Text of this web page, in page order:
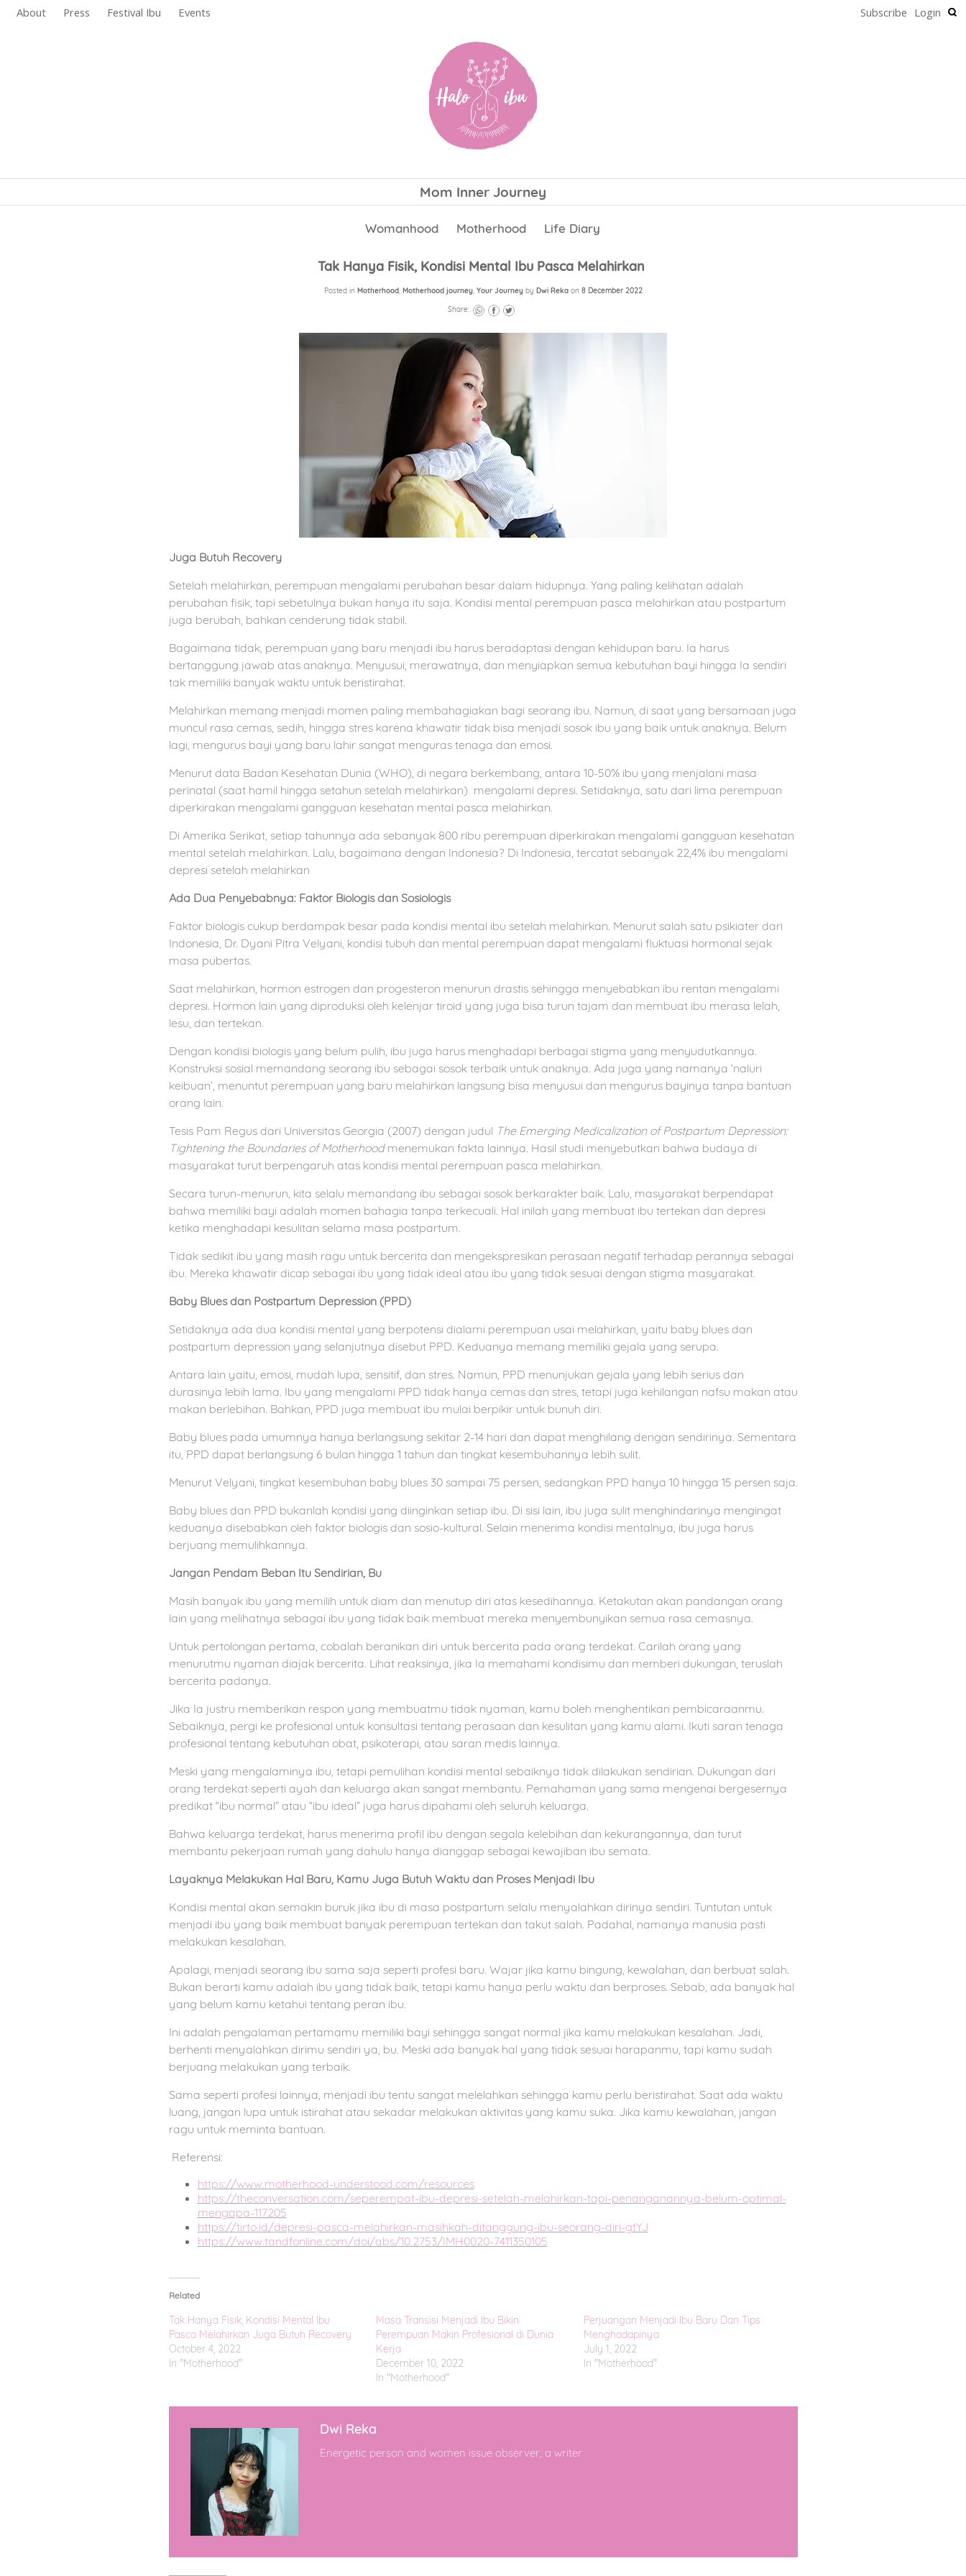
About Press Festival Ibu Events Subscribe Login
Mom Inner Journey
Womanhood Motherhood Life Diary
Tak Hanya Fisik, Kondisi Mental Ibu Pasca Melahirkan
Posted in Motherhood, Motherhood journey, Your Journeyby Dwi Rekaon 8 December 2022
Share:
Juga Butuh Recovery
Setelah melahirkan, perempuan mengalami perubahan besar dalam hidupnya. Yang paling kelihatan adalah
perubahan fisik, tapi sebetulnya bukan hanya itu saja. Kondisi mental perempuan pasca melahirkan atau postpartum
juga berubah, bahkan cenderung tidak stabil.
Bagaimana tidak, perempuan yang baru menjadi ibu harus beradaptasi dengan kehidupan baru. Ia harus
bertanggung jawab atas anaknya. Menyusui, merawatnya, dan menyiapkan semua kebutuhan bayi hingga Ia sendiri
tak memiliki banyak waktu untuk beristirahat.
Melahirkan memang menjadi momen paling membahagiakan bagi seorang ibu. Namun, di saat yang bersamaan juga
muncul rasa cemas, sedih, hingga stres karena khawatir tidak bisa menjadi sosok ibu yang baik untuk anaknya. Belum
lagi, mengurus bayi yang baru lahir sangat menguras tenaga dan emosi.
Menurut data Badan Kesehatan Dunia (WHO), di negara berkembang, antara 10-50% ibu yang menjalani masa
perinatal (saat hamil hingga setahun setelah melahirkan) mengalami depresi. Setidaknya, satu dari lima perempuan
diperkirakan mengalami gangguan kesehatan mental pasca melahirkan.
Di Amerika Serikat, setiap tahunnya ada sebanyak 800 ribu perempuan diperkirakan mengalami gangguan kesehatan
mental setelah melahirkan. Lalu, bagaimana dengan Indonesia? Di Indonesia, tercatat sebanyak 22,4% ibu mengalami
depresi setelah melahirkan
Ada Dua Penyebabnya: Faktor Biologis dan Sosiologis
Faktor biologis cukup berdampak besar pada kondisi mental ibu setelah melahirkan. Menurut salah satu psikiater dari
Indonesia, Dr. Dyani Pitra Velyani, kondisi tubuh dan mental perempuan dapat mengalami fluktuasi hormonal sejak
masa pubertas.
Saat melahirkan, hormon estrogen dan progesteron menurun drastis sehingga menyebabkan ibu rentan mengalami
depresi. Hormon lain yang diproduksi oleh kelenjar tiroid yang juga bisa turun tajam dan membuat ibu merasa lelah,
lesu, dan tertekan.
Dengan kondisi biologis yang belum pulih, ibu juga harus menghadapi berbagai stigma yang menyudutkannya.
Konstruksi sosial memandang seorang ibu sebagai sosok terbaik untuk anaknya. Ada juga yang namanya ‘naluri
keibuan’, menuntut perempuan yang baru melahirkan langsung bisa menyusui dan mengurus bayinya tanpa bantuan
orang lain.
Tesis Pam Regus dari Universitas Georgia (2007) dengan judul The Emerging Medicalization of Postpartum Depression:
Tightening the Boundaries of Motherhood menemukan fakta lainnya. Hasil studi menyebutkan bahwa budaya di
masyarakat turut berpengaruh atas kondisi mental perempuan pasca melahirkan.
Secara turun-menurun, kita selalu memandang ibu sebagai sosok berkarakter baik. Lalu, masyarakat berpendapat
bahwa memiliki bayi adalah momen bahagia tanpa terkecuali. Hal inilah yang membuat ibu tertekan dan depresi
ketika menghadapi kesulitan selama masa postpartum.
Tidak sedikit ibu yang masih ragu untuk bercerita dan mengekspresikan perasaan negatif terhadap perannya sebagai
ibu. Mereka khawatir dicap sebagai ibu yang tidak ideal atau ibu yang tidak sesuai dengan stigma masyarakat.
Baby Blues dan Postpartum Depression (PPD)
Setidaknya ada dua kondisi mental yang berpotensi dialami perempuan usai melahirkan, yaitu baby blues dan
postpartum depression yang selanjutnya disebut PPD. Keduanya memang memiliki gejala yang serupa.
Antara lain yaitu, emosi, mudah lupa, sensitif, dan stres. Namun, PPD menunjukan gejala yang lebih serius dan
durasinya lebih lama. Ibu yang mengalami PPD tidak hanya cemas dan stres, tetapi juga kehilangan nafsu makan atau
makan berlebihan. Bahkan, PPD juga membuat ibu mulai berpikir untuk bunuh diri.
Baby blues pada umumnya hanya berlangsung sekitar 2-14 hari dan dapat menghilang dengan sendirinya. Sementara
itu, PPD dapat berlangsung 6 bulan hingga 1 tahun dan tingkat kesembuhannya lebih sulit.
Menurut Velyani, tingkat kesembuhan baby blues 30 sampai 75 persen, sedangkan PPD hanya 10 hingga 15 persen saja.
Baby blues dan PPD bukanlah kondisi yang diinginkan setiap ibu. Di sisi lain, ibu juga sulit menghindarinya mengingat
keduanya disebabkan oleh faktor biologis dan sosio-kultural. Selain menerima kondisi mentalnya, ibu juga harus
berjuang memulihkannya.
Jangan Pendam Beban Itu Sendirian, Bu
Masih banyak ibu yang memilih untuk diam dan menutup diri atas kesedihannya. Ketakutan akan pandangan orang
lain yang melihatnya sebagai ibu yang tidak baik membuat mereka menyembunyikan semua rasa cemasnya.
Untuk pertolongan pertama, cobalah beranikan diri untuk bercerita pada orang terdekat. Carilah orang yang
menurutmu nyaman diajak bercerita. Lihat reaksinya, jika Ia memahami kondisimu dan memberi dukungan, teruslah
bercerita padanya.
Jika Ia justru memberikan respon yang membuatmu tidak nyaman, kamu boleh menghentikan pembicaraanmu.
Sebaiknya, pergi ke profesional untuk konsultasi tentang perasaan dan kesulitan yang kamu alami. Ikuti saran tenaga
profesional tentang kebutuhan obat, psikoterapi, atau saran medis lainnya.
Meski yang mengalaminya ibu, tetapi pemulihan kondisi mental sebaiknya tidak dilakukan sendirian. Dukungan dari
orang terdekat seperti ayah dan keluarga akan sangat membantu. Pemahaman yang sama mengenai bergesernya
predikat “ibu normal” atau “ibu ideal” juga harus dipahami oleh seluruh keluarga.
Bahwa keluarga terdekat, harus menerima profil ibu dengan segala kelebihan dan kekurangannya, dan turut
membantu pekerjaan rumah yang dahulu hanya dianggap sebagai kewajiban ibu semata.
Layaknya Melakukan Hal Baru, Kamu Juga Butuh Waktu dan Proses Menjadi Ibu
Kondisi mental akan semakin buruk jika ibu di masa postpartum selalu menyalahkan dirinya sendiri. Tuntutan untuk
menjadi ibu yang baik membuat banyak perempuan tertekan dan takut salah. Padahal, namanya manusia pasti
melakukan kesalahan.
Apalagi, menjadi seorang ibu sama saja seperti profesi baru. Wajar jika kamu bingung, kewalahan, dan berbuat salah.
Bukan berarti kamu adalah ibu yang tidak baik, tetapi kamu hanya perlu waktu dan berproses. Sebab, ada banyak hal
yang belum kamu ketahui tentang peran ibu.
Ini adalah pengalaman pertamamu memiliki bayi sehingga sangat normal jika kamu melakukan kesalahan. Jadi,
berhenti menyalahkan dirimu sendiri ya, bu. Meski ada banyak hal yang tidak sesuai harapanmu, tapi kamu sudah
berjuang melakukan yang terbaik.
Sama seperti profesi lainnya, menjadi ibu tentu sangat melelahkan sehingga kamu perlu beristirahat. Saat ada waktu
luang, jangan lupa untuk istirahat atau sekadar melakukan aktivitas yang kamu suka. Jika kamu kewalahan, jangan
ragu untuk meminta bantuan.
Referensi:
https://www.motherhood-understood.com/resources
https://theconversation.com/seperempat-ibu-depresi-setelah-melahirkan-tapi-penanganannya-belum-optimal-
mengapa-117205
https://tirto.id/depresi-pasca-melahirkan-masihkah-ditanggung-ibu-seorang-diri-gtYJ
https://www.tandfonline.com/doi/abs/10.2753/IMH0020-7411350105
Related
Tak Hanya Fisik, Kondisi Mental Ibu
Pasca Melahirkan Juga Butuh Recovery
October 4, 2022
In "Motherhood"
Masa Transisi Menjadi Ibu Bikin
Perempuan Makin Profesional di Dunia
Kerja
December 10, 2022
In "Motherhood"
Perjuangan Menjadi Ibu Baru Dan Tips
Menghadapinya
July 1, 2022
In "Motherhood"
Dwi Reka
Energetic person and women issue observer, a writer